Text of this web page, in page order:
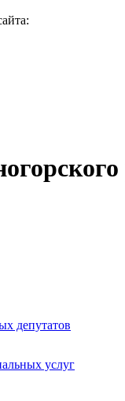
депутатов
услуг